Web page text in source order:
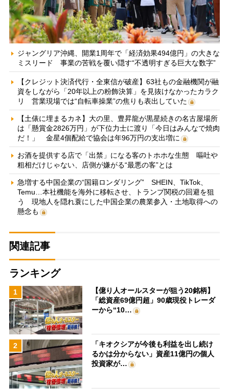
ジャングリア沖縄、開業1周年で「経済効果494億円」の大きな
ミスリード 事業の苦戦を覆い隠す“不透明すぎる巨大な数字”
【クレジット決済代行・全東信が破産】63社もの金融機関が融
資をしながら「20年以上の粉飾決算」を見抜けなかったカラク
リ 営業現場では“自転車操業”の焦りも表出していた
【土俵に埋まるカネ】大の里、豊昇龍が黒星続きの名古屋場所
は「懸賞金2826万円」が下位力士に渡り「今日はみんなで焼肉
だ！」 金星4個配給で協会は年96万円の支出増に
お酒を提供する店で「出禁」になる客のトホホな生態 嘔吐や
粗相だけじゃない、店側が嫌がる“最悪の客”とは
急増する中国企業の“国籍ロンダリング” SHEIN、TikTok、
Temu…本社機能を海外に移転させ、トランプ関税の回避を狙
う 現地人を隠れ蓑にした中国企業の農業参入・土地取得への
懸念も
関連記事
ランキング
1
【億り人オールスターが狙う20銘柄】
「総資産69億円超」90歳現役トレーダ
ーから“10…
2
「キオクシアが今後も利益を出し続け
るかは分からない」資産11億円の個人
投資家が…